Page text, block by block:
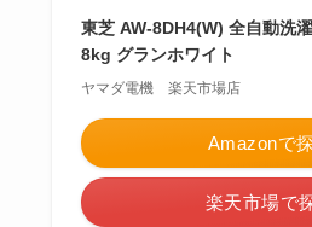
東芝 AW-8DH4(W) 全自動洗
8kg グランホワイト
ヤマダ電機 楽天市場店
Amazonで
楽天市場で